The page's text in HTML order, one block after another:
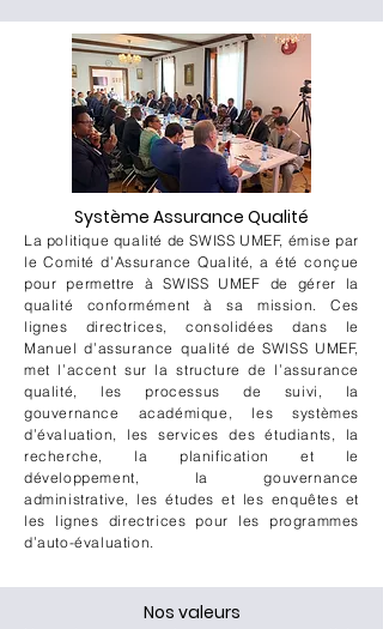
Système Assurance Qualité
La politique qualité de SWISS UMEF, émise par
le Comité d’Assurance Qualité, a été conçue
pour permettre à SWISS UMEF de gérer la
qualité conformément à sa mission. Ces
lignes directrices, consolidées dans le
Manuel d’assurance qualité de SWISS UMEF,
met l’accent sur la structure de l’assurance
qualité, les processus de suivi, la
gouvernance académique, les systèmes
d’évaluation, les services des étudiants, la
recherche, la planification et le
développement, la gouvernance
administrative, les études et les enquêtes et
les lignes directrices pour les programmes
d’auto-évaluation.
Nos valeurs